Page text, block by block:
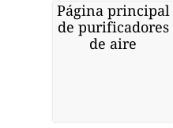
Página principal
de purificadores
de aire